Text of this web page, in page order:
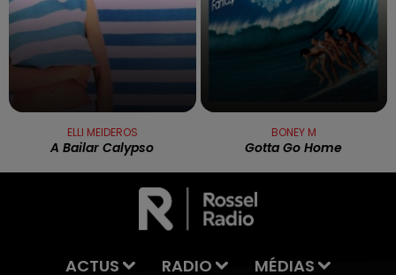
ELLI MEIDEROS
A Bailar Calypso
BONEY M
Gotta Go Home
ACTUS RADIO MÉDIAS